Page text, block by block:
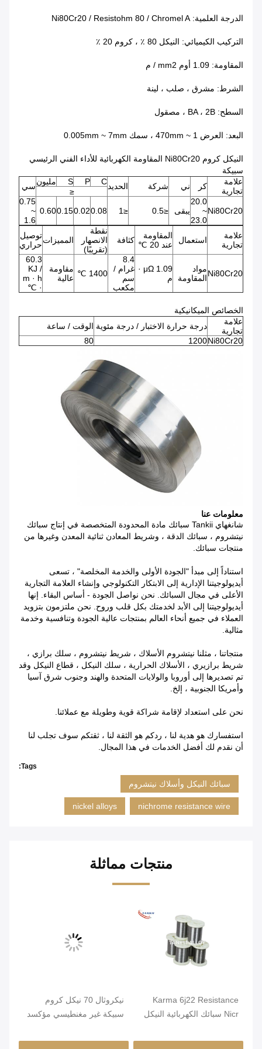
الدرجة العلمية: Ni80Cr20 / Resistohm 80 / Chromel A
التركيب الكيميائي: النيكل 80 ٪ ، كروم 20 ٪
المقاومة: 1.09 أوم mm2 / م
الشرط: مشرق ، صلب ، لينة
السطح: BA ، 2B ، مصقول
البعد: العرض 1 ~ 470mm ، سمك 0.005mm ~ 7mm
النيكل كروم Ni80Cr20 المقاومة الكهربائية للأداء الفني الرئيسي
سبيكة
علامة
تجارية
كر ني شركة الحديدC
P
S مليونسي
≤
Ni80Cr20
20.0
~
23.0
يبقى ≤0.5
≤1
0.08
0.02
0.15
0.60
0.75
~
1.6
علامة
تجارية
استعمال
المقاومة
عند 20 ℃
كثافة
نقطة
الانصهار
(تقريبًا)
المميزاتتوصيل
حراري
Ni80Cr20مواد
المقاومة
1.09 μΩ ·
م
8.4
غرام /
سم
مكعب
1400 ℃
مقاومة
عالية
60.3
KJ /
m · h
· ℃
الخصائص الميكانيكية
علامة
تجارية
درجة حرارة الاختبار / درجة مئوية الوقت / ساعة
Ni80Cr20
1200
80
معلومات عنا
شانغهاي Tankii سبائك مادة المحدودة
المتخصصة في إنتاج سبائك
نيتشروم ، سبائك الدقة ، وشريط المعادن ثنائية المعدن وغيرها من
منتجات سبائك.
استناداً إلى مبدأ "الجودة الأولى والخدمة المخلصة" ، تسعى
أيديولوجيتنا الإدارية إلى الابتكار التكنولوجي وإنشاء العلامة التجارية
الأعلى في مجال السبائك. نحن نواصل الجودة - أساس البقاء. إنها
أيديولوجيتنا إلى الأبد لخدمتك بكل قلب وروح. نحن ملتزمون بتزويد
العملاء في جميع أنحاء العالم بمنتجات عالية الجودة وتنافسية وخدمة
مثالية.
منتجاتنا ، مثلنا نيتشروم الأسلاك ، شريط نيتشروم ، سلك برازي ،
شريط برازيري ، الأسلاك الحرارية ، سلك النيكل ، قطاع النيكل وقد
تم تصديرها إلى أوروبا والولايات المتحدة والهند وجنوب شرق آسيا
وأمريكا الجنوبية ، إلخ.
نحن على استعداد لإقامة شراكة قوية وطويلة مع عملائنا.
استفسارك هو هدية لنا ، ردكم هو الثقة لنا ، ثقتكم سوف تجلب لنا
أن نقدم لك أفضل الخدمات في هذا المجال.
Tags:
سبائك النيكل وأسلاك نيتشروم
nichrome resistance wire
nickel alloys
منتجات مماثلة
Karma 6j22 Resistance
Nicr سبائك الكهربائية النيكل
نيكروثال 70 نيكل كروم
سبيكة غير مغنطيسي مؤكسد